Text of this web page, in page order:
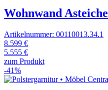
Wohnwand Asteiche
Artikelnummer: 00110013.34.1
8.599 €
5.555 €
zum Produkt
-41%